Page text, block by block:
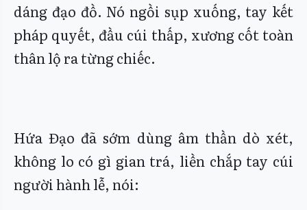
dáng đạo đồ. Nó ngồi sụp xuống, tay kết
pháp quyết, đầu cúi thấp, xương cốt toàn
thân lộ ra từng chiếc.
Hứa Đạo đã sớm dùng âm thần dò xét,
không lo có gì gian trá, liền chắp tay cúi
người hành lễ, nói: